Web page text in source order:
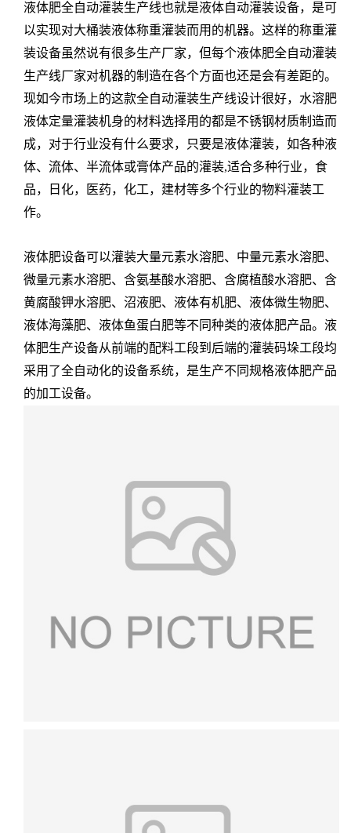
液体肥全自动灌装生产线也就是液体自动灌装设备，是可
以实现对大桶装液体称重灌装而用的机器。这样的称重灌
装设备虽然说有很多生产厂家，但每个液体肥全自动灌装
生产线厂家对机器的制造在各个方面也还是会有差距的。
现如今市场上的这款全自动灌装生产线设计很好，水溶肥
液体定量灌装机身的材料选择用的都是不锈钢材质制造而
成，对于行业没有什么要求，只要是液体灌装，如各种液
体、流体、半流体或膏体产品的灌装,适合多种行业，食
品，日化，医药，化工，建材等多个行业的物料灌装工
作。
液体肥设备可以灌装大量元素水溶肥、中量元素水溶肥、
微量元素水溶肥、含氨基酸水溶肥、含腐植酸水溶肥、含
黄腐酸钾水溶肥、沼液肥、液体有机肥、液体微生物肥、
液体海藻肥、液体鱼蛋白肥等不同种类的液体肥产品。液
体肥生产设备从前端的配料工段到后端的灌装码垛工段均
采用了全自动化的设备系统，是生产不同规格液体肥产品
的加工设备。